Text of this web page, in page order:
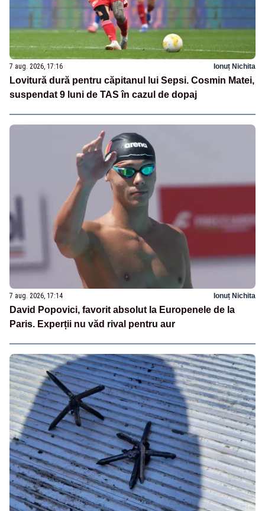
7 aug. 2026, 17:16 Ionuț Nichita
Lovitură dură pentru căpitanul lui Sepsi. Cosmin Matei,
suspendat 9 luni de TAS în cazul de dopaj
7 aug. 2026, 17:14 Ionuț Nichita
David Popovici, favorit absolut la Europenele de la
Paris. Experții nu văd rival pentru aur